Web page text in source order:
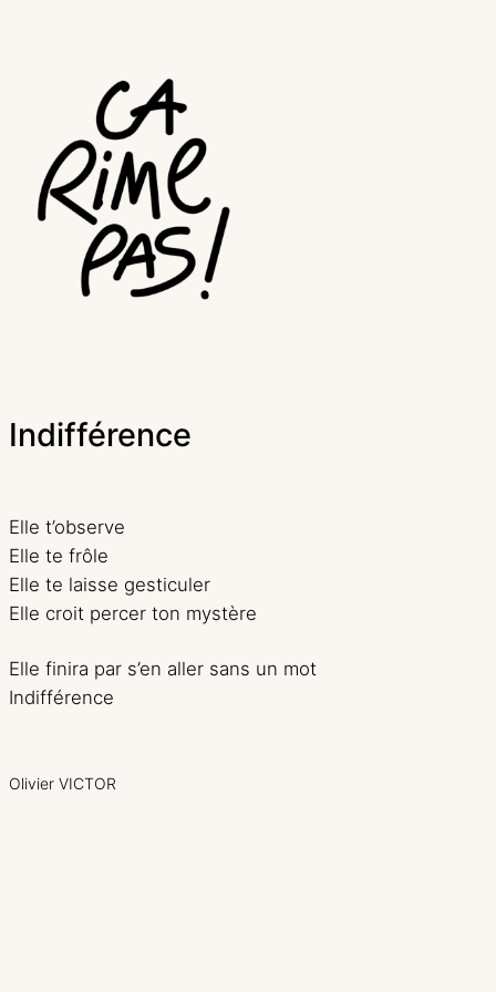
Indifférence
Elle t’observe
Elle te frôle
Elle te laisse gesticuler
Elle croit percer ton mystère
Elle finira par s’en aller sans un mot
Indifférence
Olivier VICTOR